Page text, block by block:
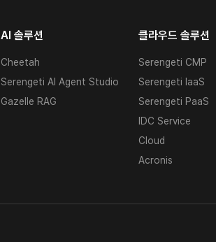
AI 솔루션
Cheetah
Serengeti AI Agent Studio
Gazelle RAG
클라우드 솔루션
Serengeti CMP
Serengeti IaaS
Serengeti PaaS
IDC Service
Cloud
Acronis